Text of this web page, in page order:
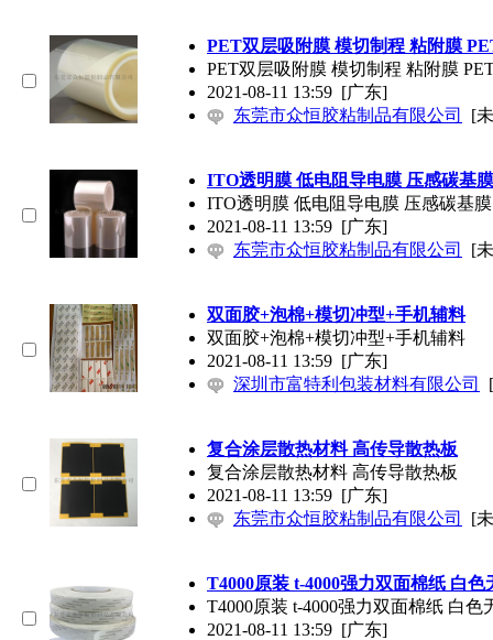
PET双层吸附膜 模切制程 粘附膜
PET双层吸附膜 模切制程 粘附膜
2021-08-11 13:59 [广东]
东莞市众恒胶粘制品有限公司
[
ITO透明膜 低电阻导电膜 压感碳基
ITO透明膜 低电阻导电膜 压感碳基
2021-08-11 13:59 [广东]
东莞市众恒胶粘制品有限公司
[
双面胶+泡棉+模切冲型+手机辅料
双面胶+泡棉+模切冲型+手机辅料
2021-08-11 13:59 [广东]
深圳市富特利包装材料有限公司
复合涂层散热材料 高传导散热板
复合涂层散热材料 高传导散热板
2021-08-11 13:59 [广东]
东莞市众恒胶粘制品有限公司
[
T4000原装 t-4000强力双面棉纸 白色
T4000原装 t-4000强力双面棉纸 白色
2021-08-11 13:59 [广东]